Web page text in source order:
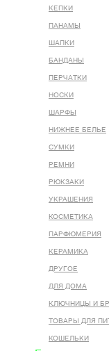
КЕПКИ
ПАНАМЫ
ШАПКИ
БАНДАНЫ
ПЕРЧАТКИ
НОСКИ
ШАРФЫ
НИЖНЕЕ БЕЛЬЕ
СУМКИ
РЕМНИ
РЮКЗАКИ
УКРАШЕНИЯ
КОСМЕТИКА
ПАРФЮМЕРИЯ
КЕРАМИКА
ДРУГОЕ
ДЛЯ ДОМА
КЛЮЧНИЦЫ И
ТОВАРЫ ДЛЯ
КОШЕЛЬКИ